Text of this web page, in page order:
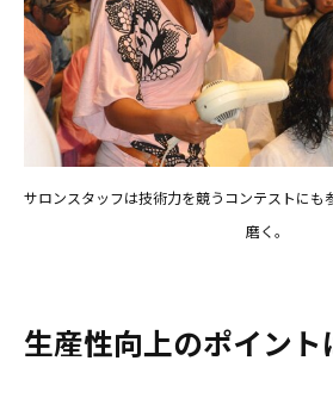
サロンスタッフは技術力を競うコンテストにも
磨く。
生産性向上のポイント